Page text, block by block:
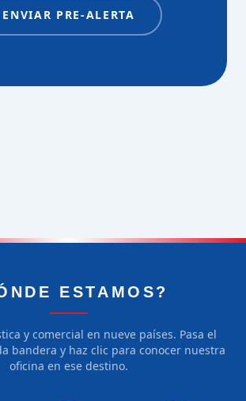
ENVIAR PRE-ALERTA
ESTAMOS?
y comercial en nueve países. Pasa el
bandera y haz clic para conocer nuestra
oficina en ese destino.